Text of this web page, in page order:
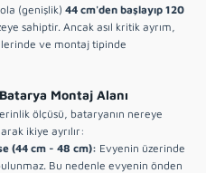
(genişlik) 44 cm'den başlayıp 120
sahiptir. Ancak asıl kritik ayrım,
ve montaj tipinde
Montaj Alanı
ölçüsü, bataryanın nereye
ikiye ayrılır:
(44 cm - 48 cm): Evyenin üzerinde
Bu nedenle evyenin önden